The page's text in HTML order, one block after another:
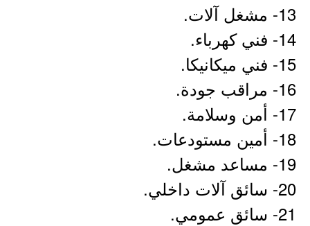
13- مشغل آلات.
14- فني كهرباء.
15- فني ميكانيكا.
16- مراقب جودة.
17- أمن وسلامة.
18- أمين مستودعات.
19- مساعد مشغل.
20- سائق آلات داخلي.
21- سائق عمومي.